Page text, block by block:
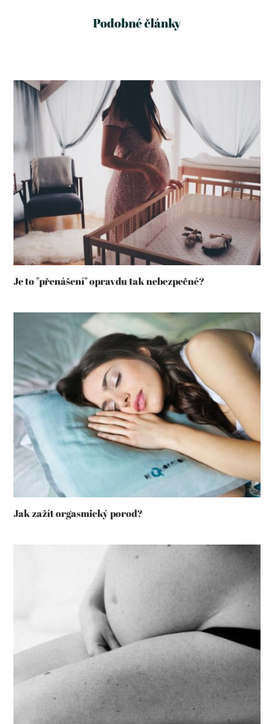
Podobné články
Je to "přenášení" opravdu tak nebezpečné?
Jak zažít orgasmický porod?